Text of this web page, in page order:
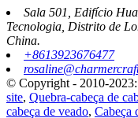
Sala 501, Edifício
Tecnologia, Distrito de
China.
+8613923676477
© Copyright - 2010-2023:
site, Quebra-cabeça de
cabeça de veado, Cabeça